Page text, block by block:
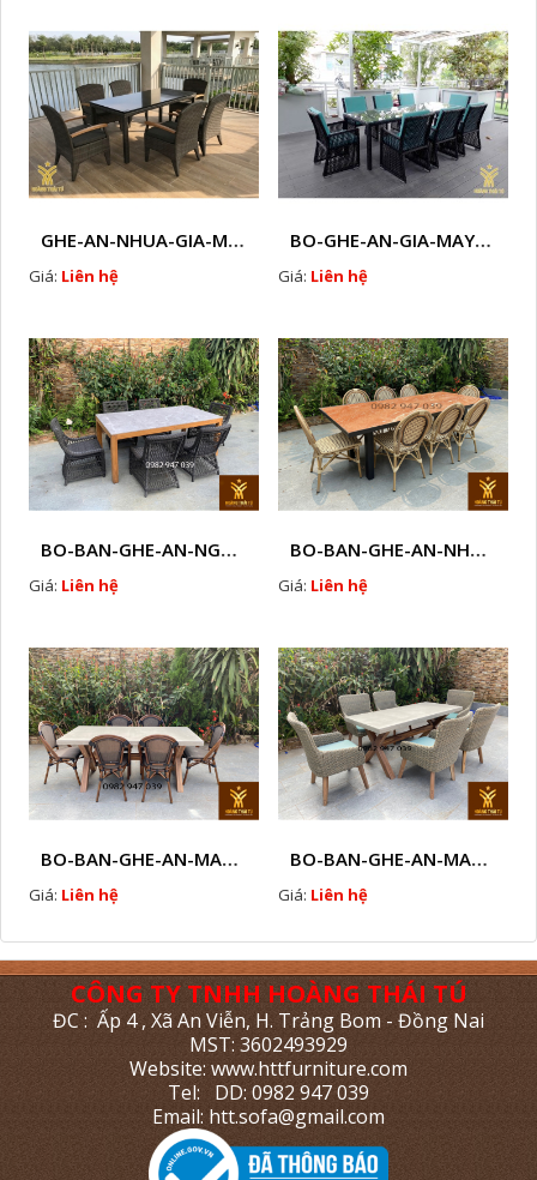
GHE-AN-NHUA-GIA-MAY-HTT - B37
Giá: Liên hệ
BO-GHE-AN-GIA-MAY- HTT - B33
Giá: Liên hệ
BO-BAN-GHE-AN-NGOAI-TROI-KT1
Giá: Liên hệ
BO-BAN-GHE-AN-NHUA-GIA-MAY-NGOAI-TROI-B1
Giá: Liên hệ
BO-BAN-GHE-AN-MAY-NHUA-C2
Giá: Liên hệ
BO-BAN-GHE-AN-MAY-NHUA-C1
Giá: Liên hệ
CÔNG TY TNHH HOÀNG THÁI TÚ
ĐC : Ấp 4 , Xã An Viễn, H. Trảng Bom - Đồng Nai
MST: 3602493929
Website: www.httfurniture.com
Tel: DD: 0982 947 039
Email: htt.sofa@gmail.com